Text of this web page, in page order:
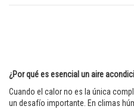
¿Por qué es esencial un aire
Cuando el calor no es la única
un desafío importante. En climas